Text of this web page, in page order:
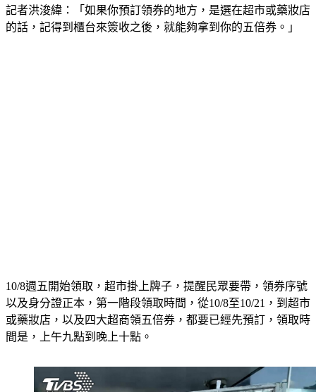
記者洪浚緯：「如果你預訂領券的地方，是選在超市或藥妝店
10/8週五開始領取，超市掛上牌子，提醒民眾要帶，領券序號
以及身分證正本，第一階段領取時間，從10/8至10/21，到超市
或藥妝店，以及四大超商領五倍券，都要已經先預訂，領取時